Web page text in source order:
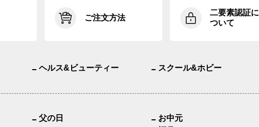
ご注文方法
二要素認証に
ついて
ヘルス&ビューティー スクール&ホビー
父の日
お中元